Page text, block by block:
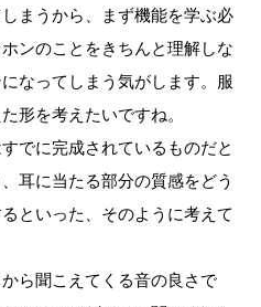
まうから、まず機能を学ぶ必
ンのことをきちんと理解しな
なってしまう気がします。服
形を考えたいですね。
でに完成されているものだと
耳に当たる部分の質感をどう
といった、そのように考えて
ら聞こえてくる音の良さで